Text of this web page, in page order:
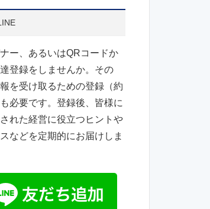
ナー、あるいはQRコードか
登録をしませんか。その
を受け取るための登録（約
必要です。登録後、皆様に
れた経営に役立つヒントや
などを定期的にお届けしま